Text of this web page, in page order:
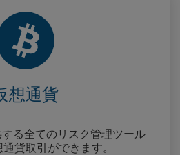
想通貨
る全てのリスク管理ツール
貨取引ができます。